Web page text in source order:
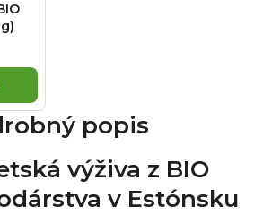
popis
výživa z BIO
v Estónsku